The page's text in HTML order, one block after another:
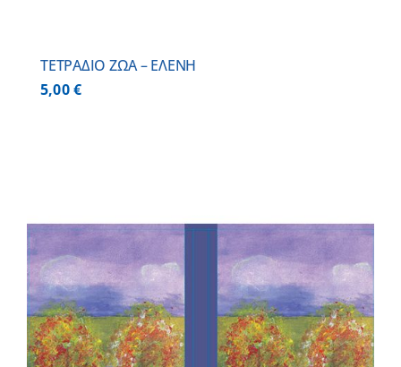
ΤΕΤΡΑΔΙΟ ΖΩΑ – ΕΛΕΝΗ
5,00€